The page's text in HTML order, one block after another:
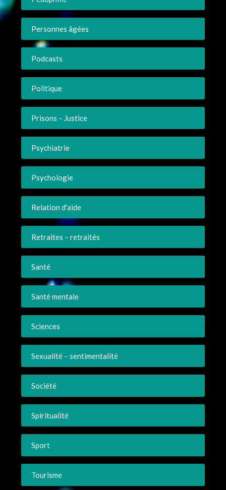
Personnes âgées
Podcasts
Politique
Prisons – Justice
Psychiatrie
Psychologie
Relation d'aide
Retraites – retraités
Santé
Santé mentale
Sciences
Sexualité – sentimentalité
Société
Spiritualité
Sport
Tourisme